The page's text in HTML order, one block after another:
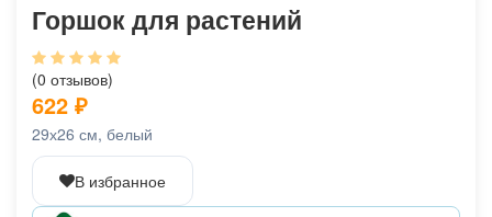
Афиша
Горшок для растений
(0 отзывов)
622 ₽
29х26 см, белый
В избранное